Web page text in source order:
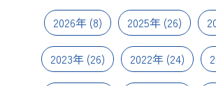
2026年(8) 2025年(26)
2023年 (26) 2022年 (24)